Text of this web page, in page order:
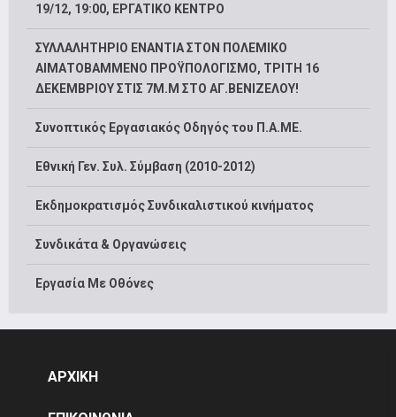
19/12, 19:00, ΕΡΓΑΤΙΚΟ ΚΕΝΤΡΟ
ΣΥΛΛΑΛΗΤΗΡΙΟ ΕΝΑΝΤΙΑ ΣΤΟΝ ΠΟΛΕΜΙΚΟ
ΑΙΜΑΤΟΒΑΜΜΕΝΟ ΠΡΟΫΠΟΛΟΓΙΣΜΟ, ΤΡΙΤΗ 16
ΔΕΚΕΜΒΡΙΟΥ ΣΤΙΣ 7Μ.Μ ΣΤΟ ΑΓ.ΒΕΝΙΖΕΛΟΥ!
Συνοπτικός Εργασιακός Οδηγός του Π.Α.ΜΕ.
Εθνική Γεν. Συλ. Σύμβαση (2010-2012)
Εκδημοκρατισμός Συνδικαλιστικού κινήματος
Συνδικάτα & Οργανώσεις
Εργασία Με Οθόνες
ΑΡΧΙΚΗ